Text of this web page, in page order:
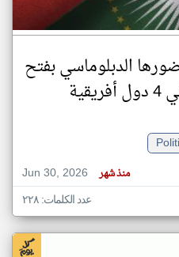
الدبلوماسي بفتح
Jun 30, 2026
منذ شهر
عدد الكلمات: ٢٢٨